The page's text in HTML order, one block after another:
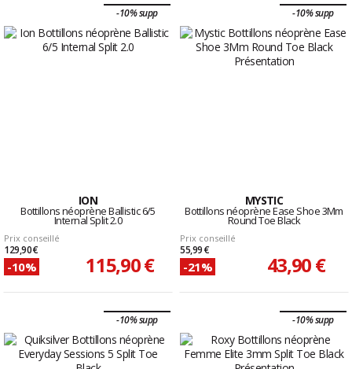
-10% supp
ION
Bottillons néoprène Ballistic 6/5
Internal Split 2.0
Prix conseillé
129,90 €
-10% 115,90 €
-10% supp
MYSTIC
Bottillons néoprène Ease Shoe 3Mm
Round Toe Black
Prix conseillé
55,99 €
-21% 43,90 €
-10% supp -10% supp